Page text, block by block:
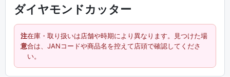
ダイヤモンドカッター
注
意
在庫・取り扱いは店舗や時期により異なります。見つけた場
合は、JANコードや商品名を控えて店頭で確認してくださ
い。